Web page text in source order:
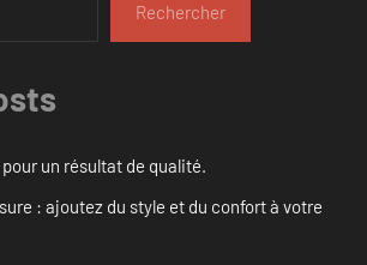
Rechercher
un résultat de qualité.
: ajoutez du style et du confort à votre